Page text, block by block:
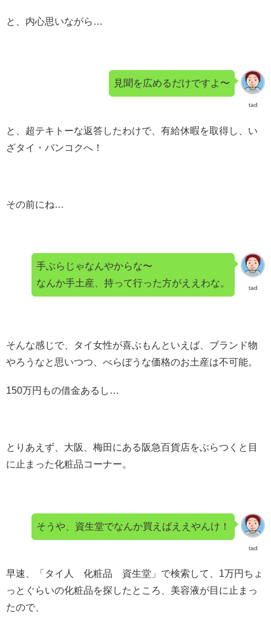
と、内心思いながら…
tad
見聞を広めるだけですよ〜
と、超テキトーな返答したわけで、有給休暇を取得し、い
ざタイ・バンコクへ！
その前にね…
tad
手ぶらじゃなんやからな〜
なんか手土産、持って行った方がええわな。
そんな感じで、タイ女性が喜ぶもんといえば、ブランド物
やろうなと思いつつ、べらぼうな価格のお土産は不可能。
150万円もの借金あるし…
とりあえず、大阪、梅田にある阪急百貨店をぶらつくと目
に止まった化粧品コーナー。
tad
そうや、資生堂でなんか買えばええやんけ！
早速、「タイ人 化粧品 資生堂」で検索して、1万円ちょ
っとぐらいの化粧品を探したところ、美容液が目に止まっ
たので、